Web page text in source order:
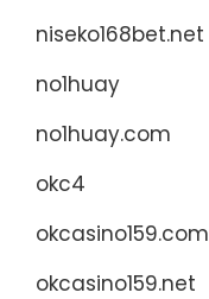
niseko168bet.net
no1huay
no1huay.com
okc4
okcasino159.com
okcasino159.net